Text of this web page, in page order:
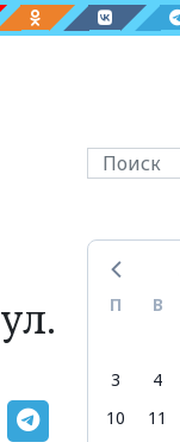
П В
3
4
10
11